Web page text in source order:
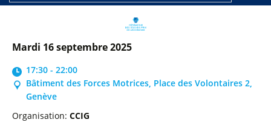
mardi 16 septembre 2025
17:30 - 22:00
Bâtiment des Forces Motrices, Place des Volontaires 2,
Genève
Organisation: CCIG